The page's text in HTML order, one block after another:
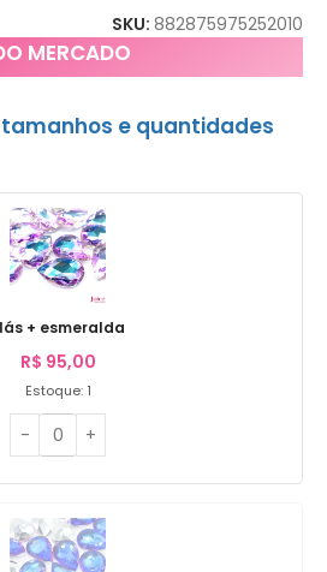
SKU: 882875975252010
MERCADO
tamanhos e quantidades
+ esmeralda
R$ 95,00
Estoque: 1